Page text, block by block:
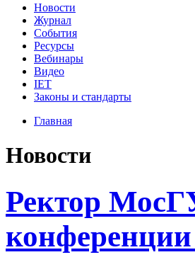
Новости
Журнал
События
Ресурсы
Вебинары
Видео
IET
Законы и стандарты
Главная
Новости
Ректор